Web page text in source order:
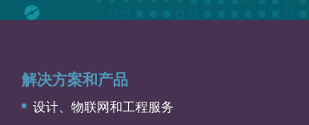
解决方案和产品
设计、物联网和工程服务